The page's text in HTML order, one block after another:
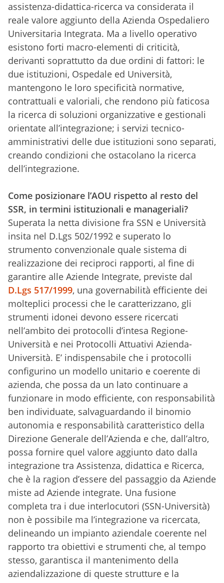
assistenza-didattica-ricerca va considerata il
reale valore aggiunto della Azienda Ospedaliero
Universitaria Integrata. Ma a livello operativo
esistono forti macro-elementi di criticità,
derivanti soprattutto da due ordini di fattori: le
due istituzioni, Ospedale ed Università,
mantengono le loro specificità normative,
contrattuali e valoriali, che rendono più faticosa
la ricerca di soluzioni organizzative e gestionali
orientate all’integrazione; i servizi tecnico-
amministrativi delle due istituzioni sono separati,
creando condizioni che ostacolano la ricerca
dell’integrazione.
Come posizionare l’AOU rispetto al resto del
SSR, in termini istituzionali e manageriali?
Superata la netta divisione fra SSN e Università
insita nel D.Lgs 502/1992 e superato lo
strumento convenzionale quale sistema di
realizzazione dei reciproci rapporti, al fine di
garantire alle Aziende Integrate, previste dal
D.Lgs 517/1999, una governabilità efficiente dei
molteplici processi che le caratterizzano, gli
strumenti idonei devono essere ricercati
nell’ambito dei protocolli d’intesa Regione-
Università e nei Protocolli Attuativi Azienda-
Università. E’ indispensabile che i protocolli
configurino un modello unitario e coerente di
azienda, che possa da un lato continuare a
funzionare in modo efficiente, con responsabilità
ben individuate, salvaguardando il binomio
autonomia e responsabilità caratteristico della
Direzione Generale dell’Azienda e che, dall’altro,
possa fornire quel valore aggiunto dato dalla
integrazione tra Assistenza, didattica e Ricerca,
che è la ragion d’essere del passaggio da Aziende
miste ad Aziende integrate. Una fusione
completa tra i due interlocutori (SSN-Università)
non è possibile ma l’integrazione va ricercata,
delineando un impianto aziendale coerente nel
rapporto tra obiettivi e strumenti che, al tempo
stesso, garantisca il mantenimento della
aziendalizzazione di queste strutture e la